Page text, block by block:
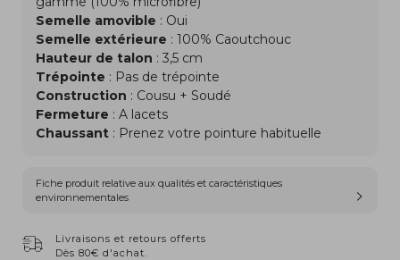
Semelle amovible : Oui
Semelle extérieure : 100% Caoutchouc
Hauteur de talon : 3,5 cm
Trépointe : Pas de trépointe
Construction : Cousu + Soudé
Fermeture : A lacets
Chaussant : Prenez votre pointure habituelle
Fiche produit relative aux qualités et caractéristiques
environnementales
Livraisons et retours offerts
Dès 80€ d'achat.